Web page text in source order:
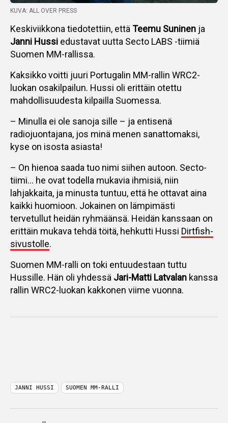
KUVA: ALL OVER PRESS
Keskiviikkona tiedotettiin, että Teemu Suninen ja
Janni Hussi edustavat uutta Secto LABS -tiimiä
Suomen MM-rallissa.
Kaksikko voitti juuri Portugalin MM-rallin WRC2-
luokan osakilpailun. Hussi oli erittäin otettu
mahdollisuudesta kilpailla Suomessa.
– Minulla ei ole sanoja sille – ja entisenä
radiojuontajana, jos minä menen sanattomaksi,
kyse on isosta asiasta!
– On hienoa saada tuo nimi siihen autoon. Secto-
tiimi… he ovat todella mukavia ihmisiä, niin
lahjakkaita, ja minusta tuntuu, että he ottavat aina
kaikki huomioon. Jokainen on lämpimästi
tervetullut heidän ryhmäänsä. Heidän kanssaan on
erittäin mukava tehdä töitä, hehkutti Hussi Dirtfish-
sivustolle.
Suomen MM-ralli on toki entuudestaan tuttu
Hussille. Hän oli yhdessä Jari-Matti Latvalan kanssa
rallin WRC2-luokan kakkonen viime vuonna.
JANNI HUSSI SUOMEN MM-RALLI